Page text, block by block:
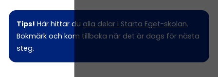
Tips! Här hittar du alla delar i Starta Eget-skolan.
Bokmärk och kom tillbaka när det är dags för nästa
steg.